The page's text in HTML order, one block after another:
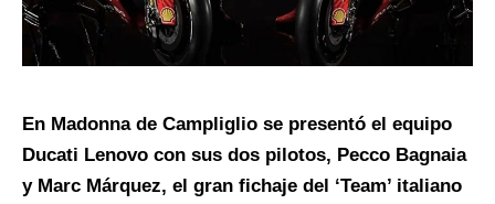
En Madonna de Campliglio se presentó el equipo
Ducati Lenovo con sus dos pilotos, Pecco Bagnaia
y Marc Márquez, el gran fichaje del ‘Team’ italiano